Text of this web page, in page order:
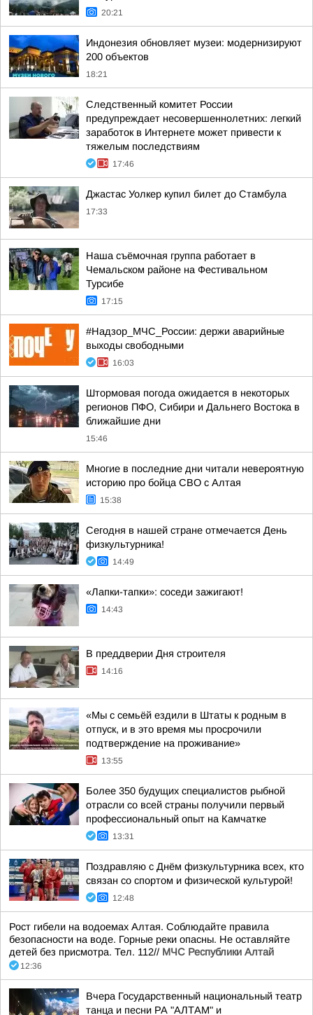
20:21
Индонезия обновляет музеи: модернизируют
200 объектов
18:21
Следственный комитет России
предупреждает несовершеннолетних: легкий
заработок в Интернете может привести к
тяжелым последствиям
17:46
Джастас Уолкер купил билет до Стамбула
17:33
Наша съёмочная группа работает в
Чемальском районе на Фестивальном
Турсибе
17:15
#Надзор_МЧС_России: держи аварийные
выходы свободными
16:03
Штормовая погода ожидается в некоторых
регионов ПФО, Сибири и Дальнего Востока в
ближайшие дни
15:46
Многие в последние дни читали невероятную
историю про бойца СВО с Алтая
15:38
Сегодня в нашей стране отмечается День
физкультурника!
14:49
«Лапки-тапки»: соседи зажигают!
14:43
В преддверии Дня строителя
14:16
«Мы с семьёй ездили в Штаты к родным в
отпуск, и в это время мы просрочили
подтверждение на проживание»
13:55
Более 350 будущих специалистов рыбной
отрасли со всей страны получили первый
профессиональный опыт на Камчатке
13:31
Поздравляю с Днём физкультурника всех, кто
связан со спортом и физической культурой!
12:48
Рост гибели на водоемах Алтая. Соблюдайте правила
безопасности на воде. Горные реки опасны. Не оставляйте
детей без присмотра. Тел. 112// МЧС Республики Алтай
12:36
Вчера Государственный национальный театр
танца и песни РА "АЛТАМ" и